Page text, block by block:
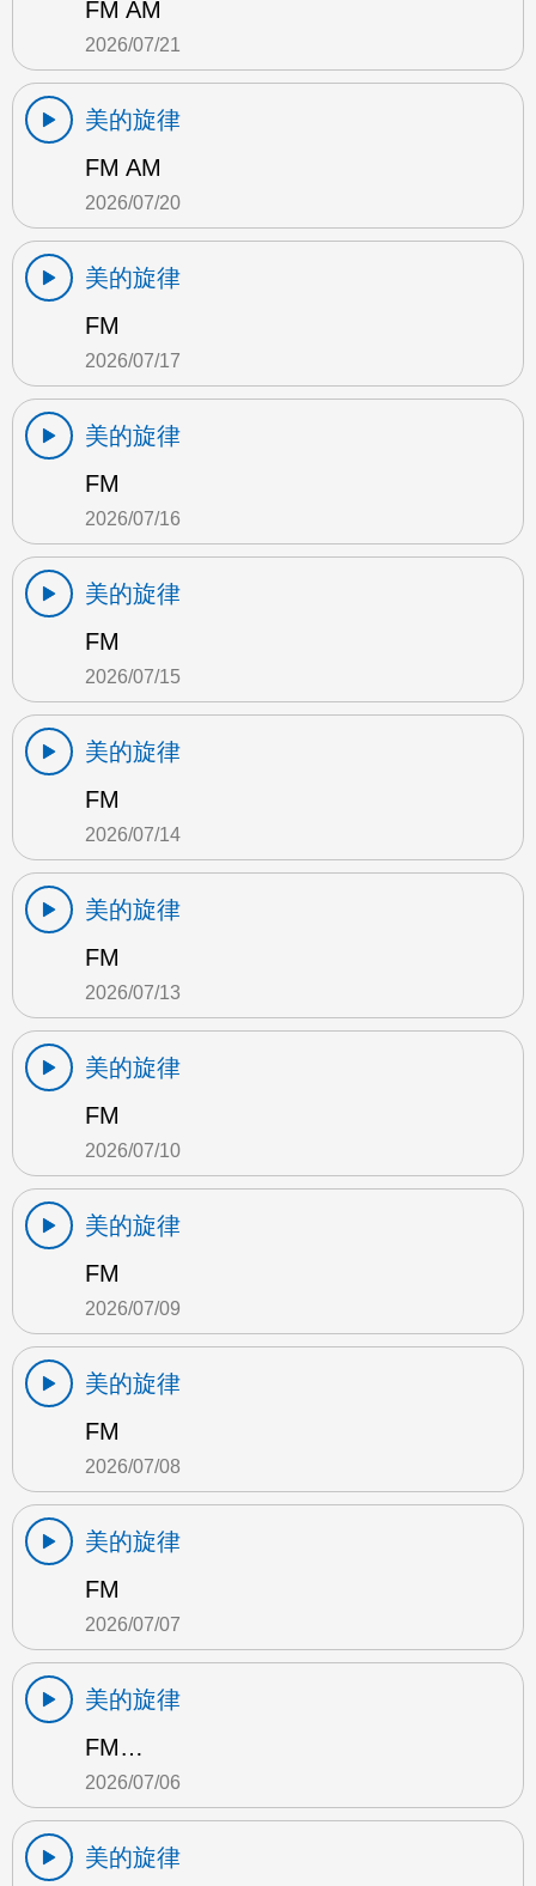
FM AM
2026/07/21
美的旋律
FM AM
2026/07/20
美的旋律
FM
2026/07/17
美的旋律
FM
2026/07/16
美的旋律
FM
2026/07/15
美的旋律
FM
2026/07/14
美的旋律
FM
2026/07/13
美的旋律
FM
2026/07/10
美的旋律
FM
2026/07/09
美的旋律
FM
2026/07/08
美的旋律
FM
2026/07/07
美的旋律
FM…
2026/07/06
美的旋律